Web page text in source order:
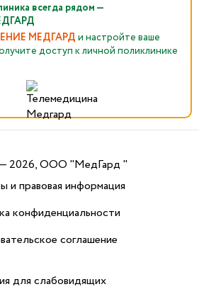
всегда рядом —
МЕДГАРДи настройте ваше
доступ к личной поликлинике
2026, ООО "МедГард "
и правовая информация
конфиденциальности
соглашение
для слабовидящих